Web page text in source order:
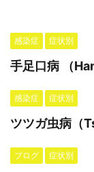
感染症 症状別
手足口病 （
感染症 症状別
ツツガ虫病（
ブログ 症状別